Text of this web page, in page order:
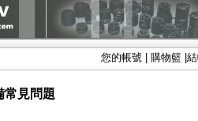
您的帳號 購物籃
常見問題